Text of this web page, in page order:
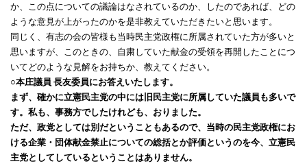
か、この点についての議論はなされているのか、したのであれば、どの
ような意見が上がったのかを是非教えていただきたいと思います。
同じく、有志の会の皆様も当時民主党政権に所属されていた方が多いと
思いますが、このときの、自粛していた献金の受領を再開したことにつ
いてどのような見解をお持ちか、教えてください。
○本庄議員 長友委員にお答えいたします。
まず、確かに立憲民主党の中には旧民主党に所属していた議員も多いで
す。私も、事務方でしたけれども、おりました。
ただ、政党としては別だということもあるので、当時の民主党政権にお
ける企業・団体献金禁止についての総括とか評価というのを今、立憲民
主党としてしているということはありません。